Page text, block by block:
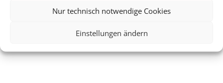
Nur technisch notwendige Cookies
Einstellungen ändern